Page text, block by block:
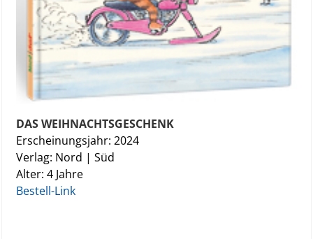
DAS WEIHNACHTSGESCHENK
Erscheinungsjahr: 2024
Verlag: Nord | Süd
Alter: 4 Jahre
Bestell-Link